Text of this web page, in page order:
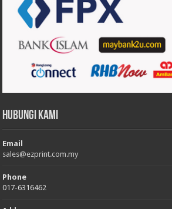
Hubungi Kami
Email
sales@ezprint.com.my
Phone
017-6316462